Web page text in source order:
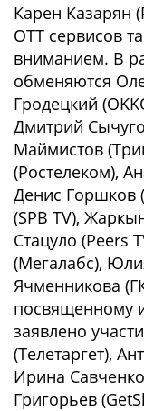
Карен Казарян
OTT сервисов
вниманием. В
обменяются
Гродецкий
Дмитрий
Маймистов
(Ростелеком),
Денис Горшков
(SPB TV),
Стацуло (Peers
(Мегалабс),
Ячменникова
посвященному
заявлено
(Телетаргет),
Ирина
Григорьев